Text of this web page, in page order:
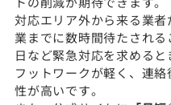
対応エリア外から来る業
業までに数時間待たされ
日など緊急対応を求める
フットワークが軽く、連
性が高いです。